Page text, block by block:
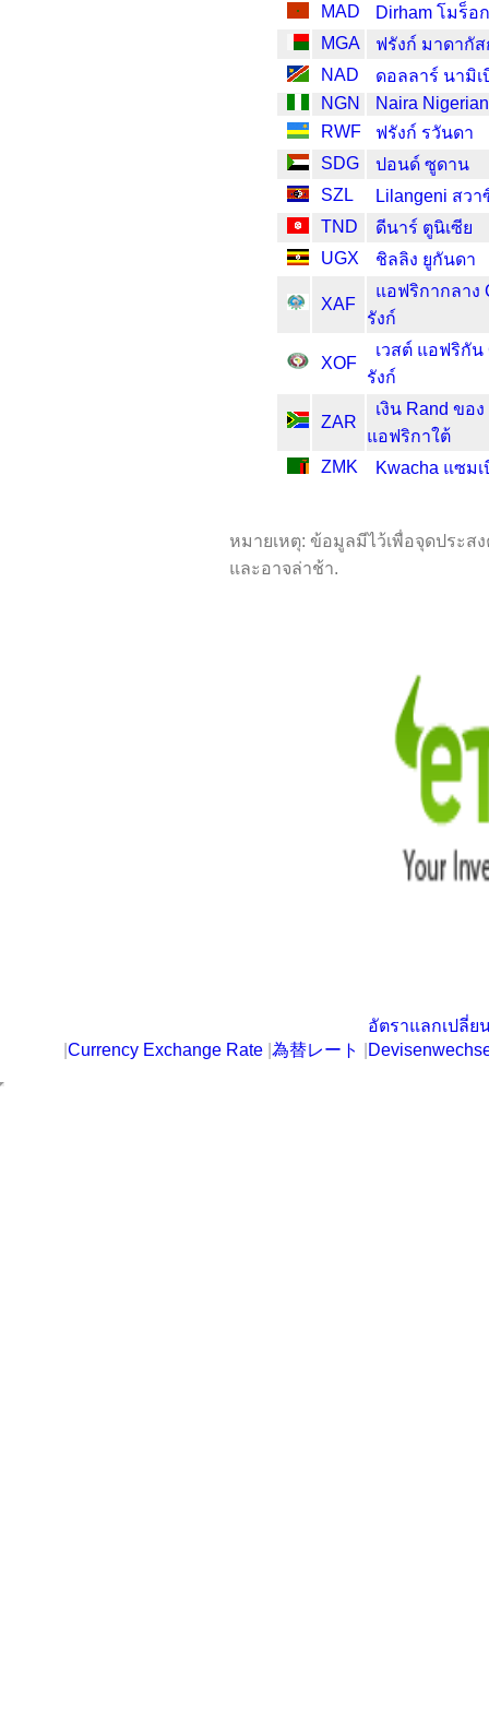
MAD
Dirham โมร็อ
MGA
ฟรังก์ มาดากั
NAD
ดอลลาร์ นามิเ
NGN
Naira Nigerian
RWF
ฟรังก์ รวันดา
SDG
ปอนด์ ซูดาน
SZL
Lilangeni สว
TND
ดีนาร์ ตูนิเซีย
UGX
ชิลลิง ยูกันดา
XAF
แอฟริกากลาง
รังก์
XOF
เวสต์ แอฟริกัน
รังก์
ZAR
เงิน Rand ของ
แอฟริกาใต้
ZMK
Kwacha แซมเ
หมายเหตุ: ข้อมูลมีไว้เพื่อจุดประ
และอาจล่าช้า.
อัตราแลกเปลี่ย
Currency Exchange Rate 為替レート